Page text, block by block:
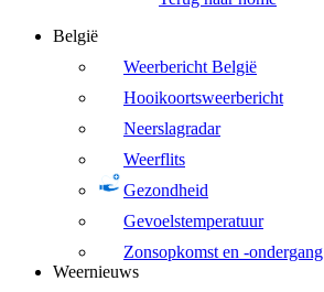
België
Weerbericht België
Hooikoortsweerbericht
Neerslagradar
Weerflits
Gezondheid
Gevoelstemperatuur
Zonsopkomst en -ondergang
Weernieuws